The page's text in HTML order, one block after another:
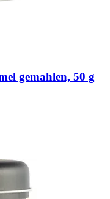
gemahlen, 50 g